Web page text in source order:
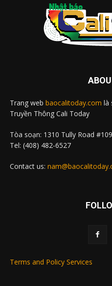
Trang web baocalitoday.com là
Truyền Thông Cali Today
Tòa soạn: 1310 Tully Road
Tel: (408) 482-6527
Contact us:
Terms and Policy Services